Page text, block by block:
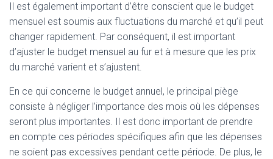
Il est également important d’être conscient que le budget
mensuel est soumis aux fluctuations du marché et qu’il peut
changer rapidement. Par conséquent, il est important
d’ajuster le budget mensuel au fur et à mesure que les prix
du marché varient et s’ajustent.
En ce qui concerne le budget annuel, le principal piège
consiste à négliger l’importance des mois où les dépenses
seront plus importantes. Il est donc important de prendre
en compte ces périodes spécifiques afin que les dépenses
ne soient pas excessives pendant cette période. De plus, le